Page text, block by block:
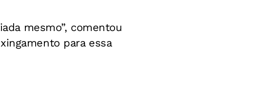
mesmo”, comentou
para essa